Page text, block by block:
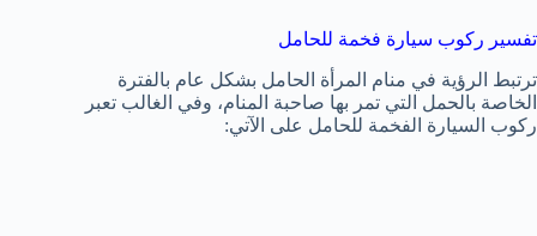
تفسير ركوب سيارة فخمة للحامل
ترتبط الرؤية في منام المرأة الحامل بشكل عام بالفترة
الخاصة بالحمل التي تمر بها صاحبة المنام، وفي الغالب تعبر
ركوب السيارة الفخمة للحامل على الآتي: